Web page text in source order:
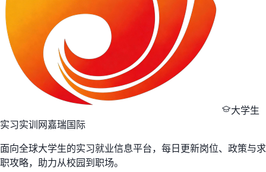
大学生
实习实训网嘉瑞国际
面向全球大学生的实习就业信息平台，每日更新岗位、政策与求
职攻略，助力从校园到职场。